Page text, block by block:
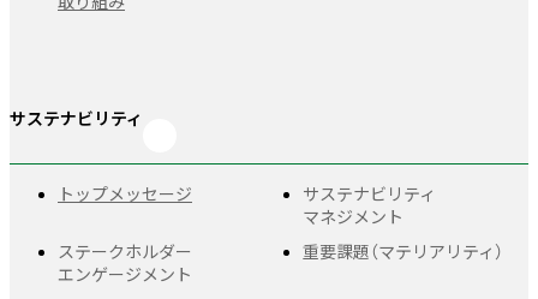
サステナビリティ
トップメッセージ
サステナビリティ
マネジメント
ステークホルダー
エンゲージメント
重要課題 （マテリアリティ）